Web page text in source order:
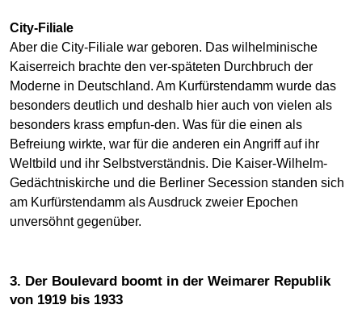
City-Filiale
Aber die City-Filiale war geboren. Das wilhelminische
Kaiserreich brachte den ver-späteten Durchbruch der
Moderne in Deutschland. Am Kurfürstendamm wurde das
besonders deutlich und deshalb hier auch von vielen als
besonders krass empfun-den. Was für die einen als
Befreiung wirkte, war für die anderen ein Angriff auf ihr
Weltbild und ihr Selbstverständnis. Die Kaiser-Wilhelm-
Gedächtniskirche und die Berliner Secession standen sich
am Kurfürstendamm als Ausdruck zweier Epochen
unversöhnt gegenüber.
3. Der Boulevard boomt in der Weimarer Republik
von 1919 bis 1933